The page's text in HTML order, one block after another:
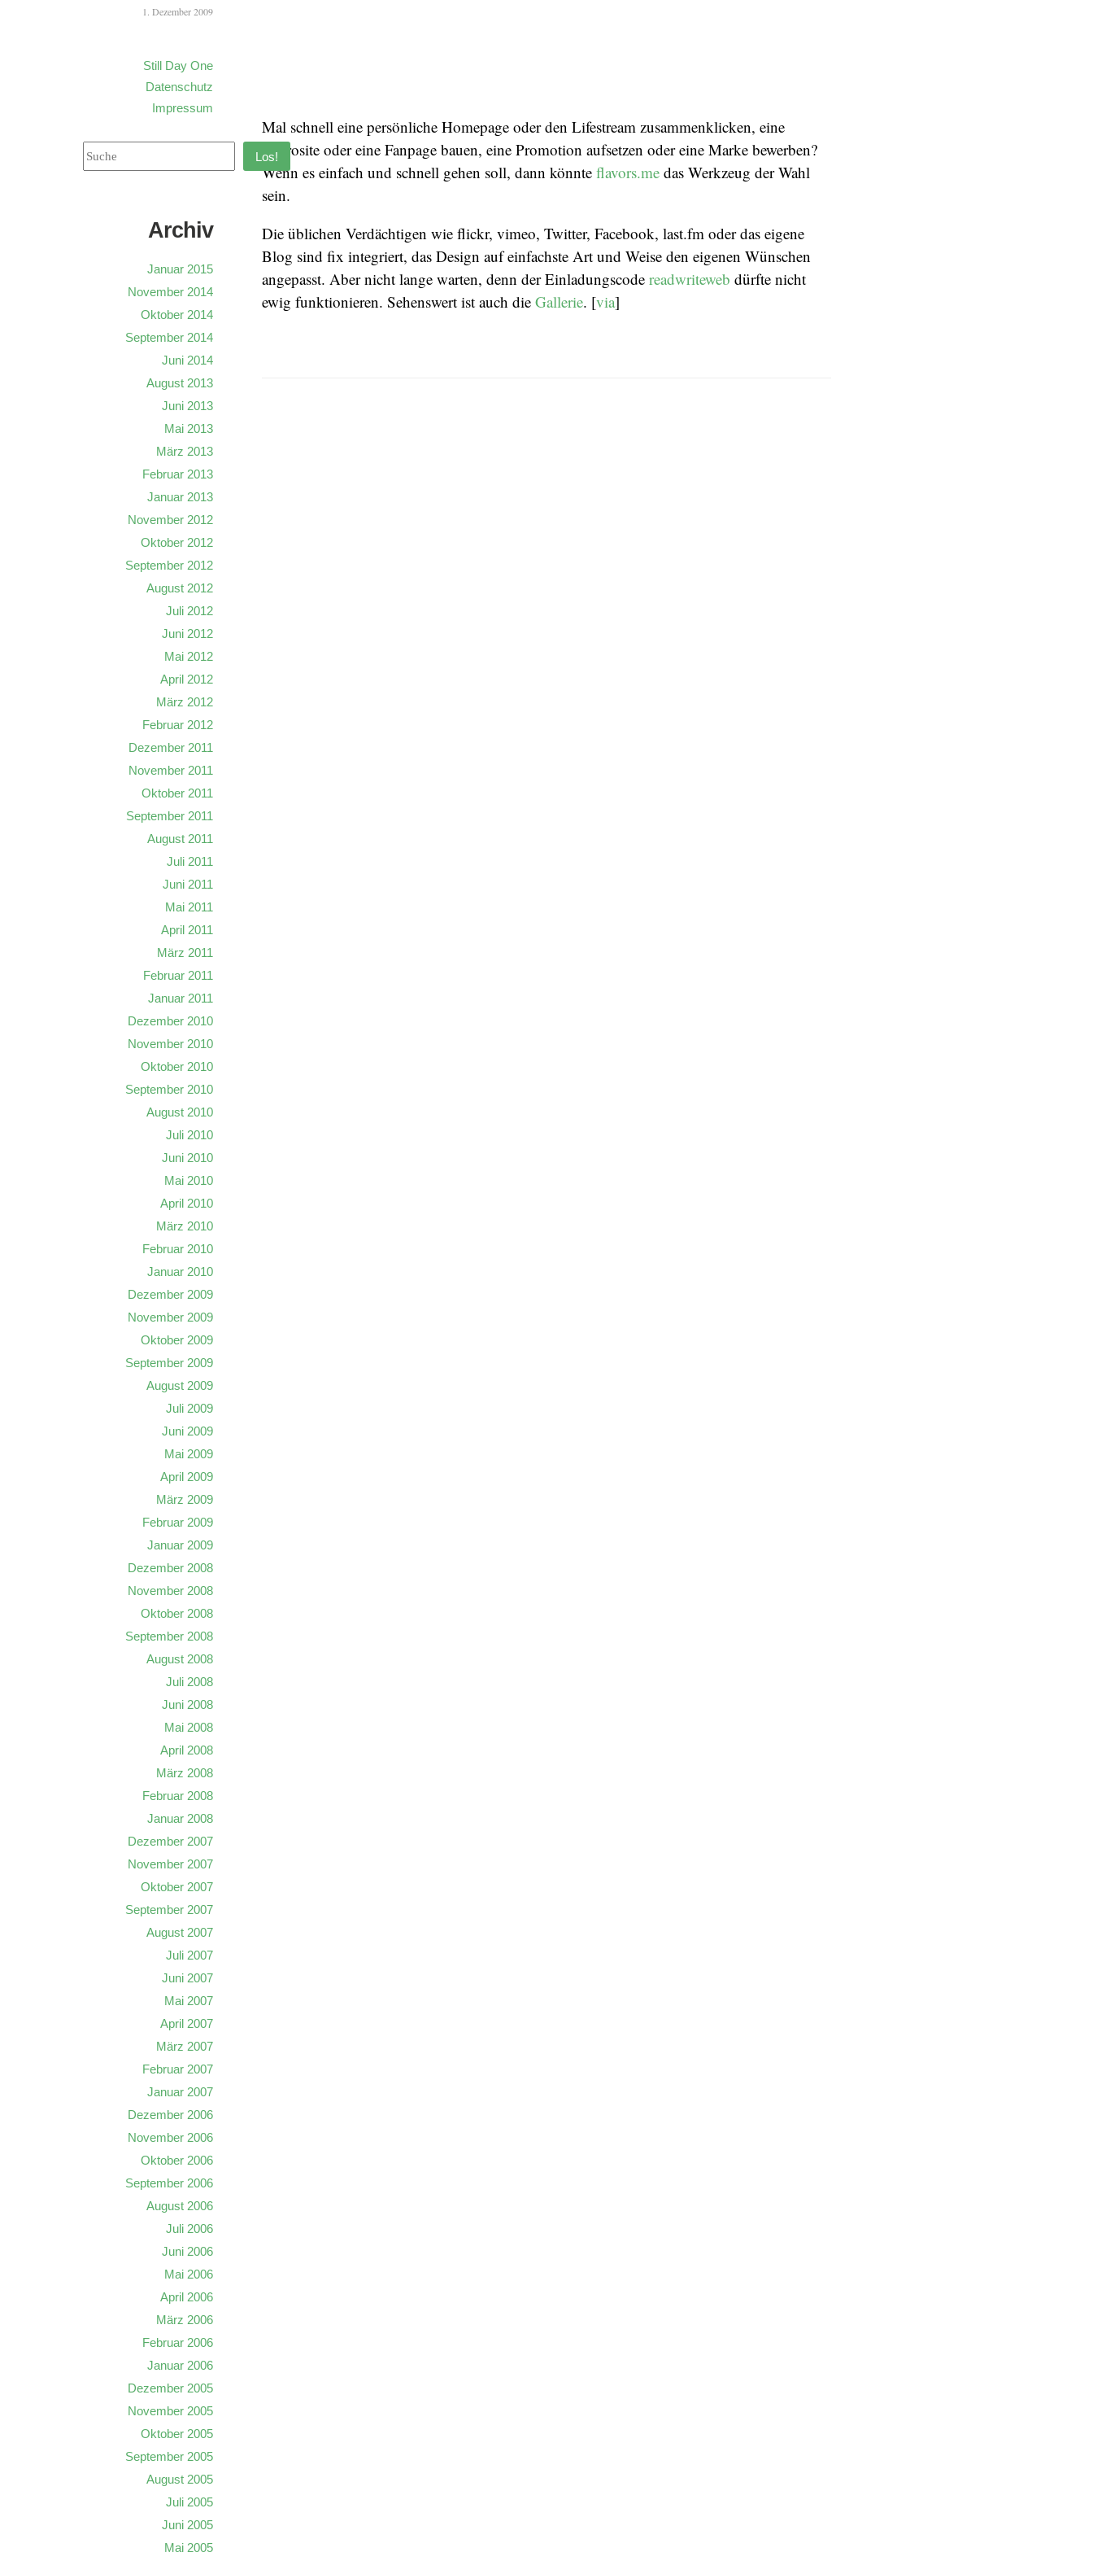
1. Dezember 2009
Still Day One
Datenschutz
Impressum
Mal schnell eine persönliche Homepage oder den Lifestream zusammenklicken, eine
Microsite oder eine Fanpage bauen, eine Promotion aufsetzen oder eine Marke bewerben?
Wenn es einfach und schnell gehen soll, dann könnte flavors.me das Werkzeug der Wahl
sein.
Die üblichen Verdächtigen wie flickr, vimeo, Twitter, Facebook, last.fm oder das eigene
Blog sind fix integriert, das Design auf einfachste Art und Weise den eigenen Wünschen
angepasst. Aber nicht lange warten, denn der Einladungscode readwriteweb dürfte nicht
ewig funktionieren. Sehenswert ist auch die Gallerie. [via]
Los!
Archiv
Januar 2015
November 2014
Oktober 2014
September 2014
Juni 2014
August 2013
Juni 2013
Mai 2013
März 2013
Februar 2013
Januar 2013
November 2012
Oktober 2012
September 2012
August 2012
Juli 2012
Juni 2012
Mai 2012
April 2012
März 2012
Februar 2012
Dezember 2011
November 2011
Oktober 2011
September 2011
August 2011
Juli 2011
Juni 2011
Mai 2011
April 2011
März 2011
Februar 2011
Januar 2011
Dezember 2010
November 2010
Oktober 2010
September 2010
August 2010
Juli 2010
Juni 2010
Mai 2010
April 2010
März 2010
Februar 2010
Januar 2010
Dezember 2009
November 2009
Oktober 2009
September 2009
August 2009
Juli 2009
Juni 2009
Mai 2009
April 2009
März 2009
Februar 2009
Januar 2009
Dezember 2008
November 2008
Oktober 2008
September 2008
August 2008
Juli 2008
Juni 2008
Mai 2008
April 2008
März 2008
Februar 2008
Januar 2008
Dezember 2007
November 2007
Oktober 2007
September 2007
August 2007
Juli 2007
Juni 2007
Mai 2007
April 2007
März 2007
Februar 2007
Januar 2007
Dezember 2006
November 2006
Oktober 2006
September 2006
August 2006
Juli 2006
Juni 2006
Mai 2006
April 2006
März 2006
Februar 2006
Januar 2006
Dezember 2005
November 2005
Oktober 2005
September 2005
August 2005
Juli 2005
Juni 2005
Mai 2005